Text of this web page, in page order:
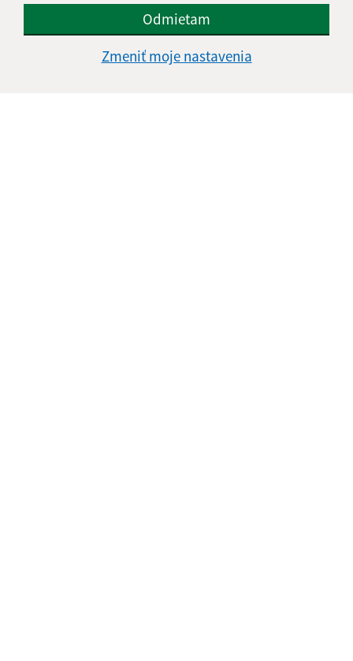
Odmietam
Zmeniť moje nastavenia